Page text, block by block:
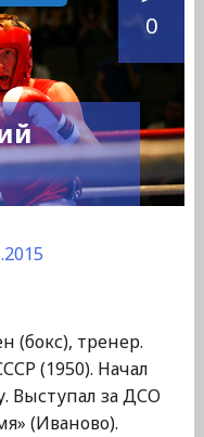
0
(бокс), тренер.
(1950). Начал
Выступал за ДСО
(Иваново).